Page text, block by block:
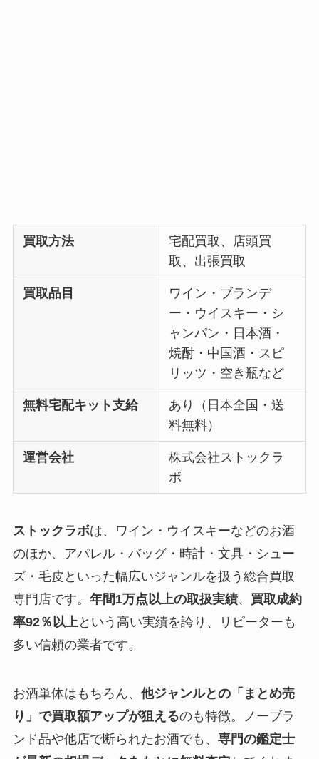
買取方法
宅配買取、店頭買
取、出張買取
買取品目
ワイン・ブランデ
ー・ウイスキー・シ
ャンパン・日本酒・
焼酎・中国酒・スピ
リッツ・空き瓶など
無料宅配キット支給
あり（日本全国・送
料無料）
運営会社
株式会社ストックラ
ボ
ストックラボは、ワイン・ウイスキーなどのお酒
のほか、アパレル・バッグ・時計・文具・シュー
ズ・毛皮といった幅広いジャンルを扱う総合買取
専門店です。 年間1万点以上の取扱実績、 買取成約
率92％以上という高い実績を誇り、リピーターも
多い信頼の業者です。
お酒単体はもちろん、 他ジャンルとの「まとめ売
り」で買取額アップが狙えるのも特徴。ノーブラ
ンド品や他店で断られたお酒でも、 専門の鑑定士